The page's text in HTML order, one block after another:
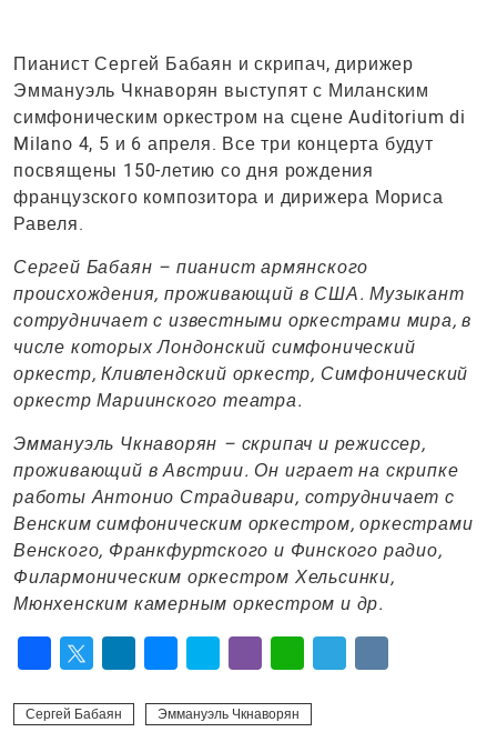
Пианист Сергей Бабаян и скрипач, дирижер
Эммануэль Чкнаворян выступят с Миланским
симфоническим оркестром на сцене Auditorium di
Milano 4, 5 и 6 апреля. Все три концерта будут
посвящены 150-летию со дня рождения
французского композитора и дирижера Мориса
Равеля.
Сергей Бабаян – пианист армянского
происхождения, проживающий в США. Музыкант
сотрудничает с известными оркестрами мира, в
числе которых Лондонский симфонический
оркестр, Кливлендский оркестр, Симфонический
оркестр Мариинского театра.
Эммануэль Чкнаворян – скрипач и режиссер,
проживающий в Австрии. Он играет на скрипке
работы Антонио Страдивари, сотрудничает с
Венским симфоническим оркестром, оркестрами
Венского, Франкфуртского и Финского радио,
Филармоническим оркестром Хельсинки,
Мюнхенским камерным оркестром и др.
Сергей Бабаян Эммануэль Чкнаворян